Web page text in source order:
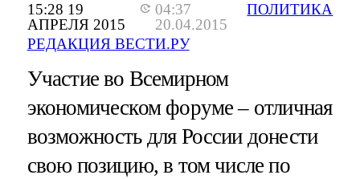
15:28 19
АПРЕЛЯ 2015
04:37
20.04.2015
РЕДАКЦИЯ ВЕСТИ.РУ
ПОЛИТИКА
Участие во Всемирном
экономическом форуме – отличная
возможность для России донести
свою позицию, в том числе по